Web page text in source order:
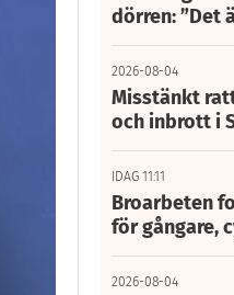
dörren: ”Det
2026-08-04
Misstänkt
och inbrott i
IDAG 11:11
Broarbeten
för gångare,
2026-08-04